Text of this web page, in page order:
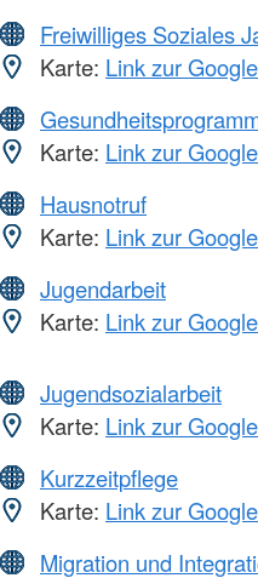
Freiwilliges Soziales
Karte: Link zur
Karte: Link zur
Hausnotruf
Karte: Link zur
Jugendarbeit
Karte: Link zur
Jugendsozialarbeit
Karte: Link zur
Kurzzeitpflege
Karte: Link zur
Migration und